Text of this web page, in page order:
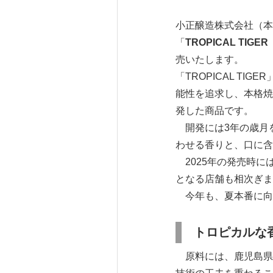
小正醸造株式会社（
「 TROPICAL TIGER
売いたします。
「TROPICAL
能性を追求し、本格
発した商品です。
開発には3年の歳月
わせる香りと、口に
2025年の発売時に
となる店舗も相次ぎ
今年も、夏本番に
トロピカルな
原料には、鹿児島県